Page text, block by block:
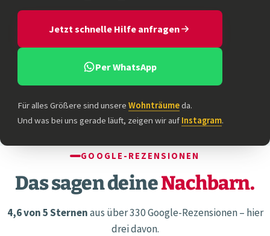
Jetzt schnelle Hilfe anfragen
Per WhatsApp
Für alles Größere sind unsere Wohnträumeda.
Und was bei uns gerade läuft, zeigen wir auf Instagram.
GOOGLE-REZENSIONEN
Das sagen deineNachbarn.
4,6 von 5 Sternenaus über 330 Google-Rezensionen – hier
drei davon.